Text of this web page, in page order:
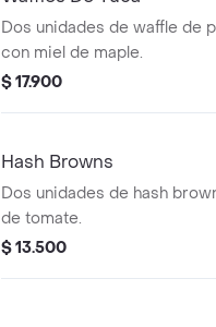
Dos unidades de waffle de
con miel de maple.
$ 17.900
Hash Browns
Dos unidades de hash
de tomate.
$ 13.500